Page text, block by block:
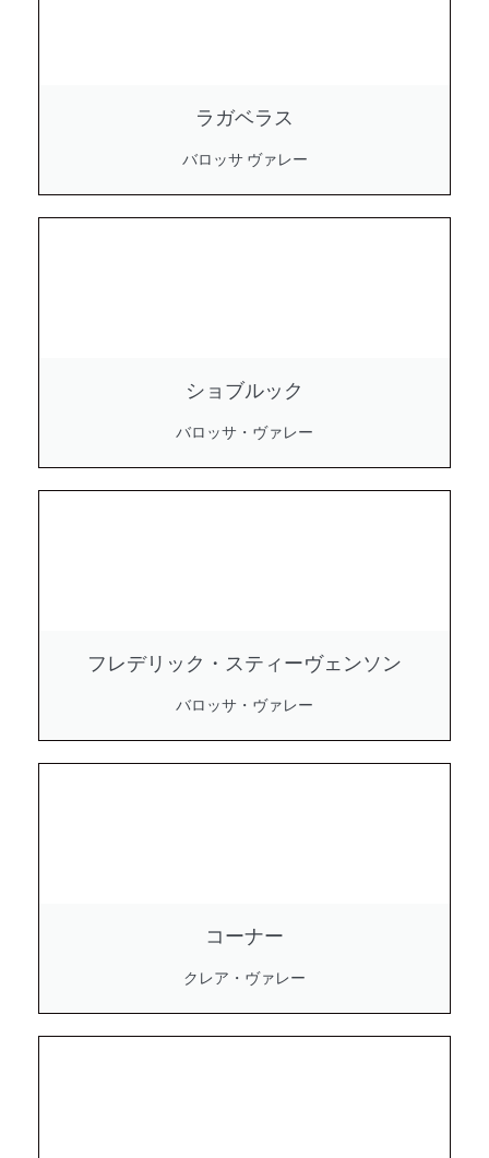
ラガベラス
バロッサ ヴァレー
ショブルック
バロッサ・ヴァレー
フレデリック・スティーヴェンソン
バロッサ・ヴァレー
コーナー
クレア・ヴァレー